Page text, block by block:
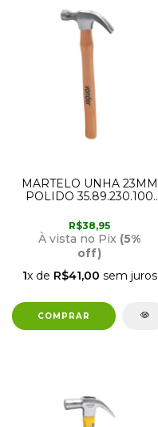
MARTELO UNHA 23MM
POLIDO 35.89.230.100
R$38,95
À vista no Pix (5%
off)
1x de R$41,00 sem juros